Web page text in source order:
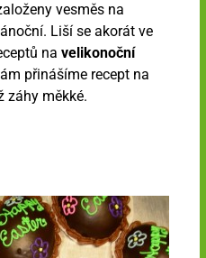
vesměs na
Liší se akorát ve
navelikonoční
přinášíme recept na
záhy měkké.